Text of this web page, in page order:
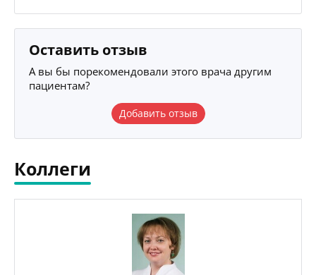
Оставить отзыв
А вы бы порекомендовали этого врача другим
пациентам?
Добавить отзыв
Коллеги